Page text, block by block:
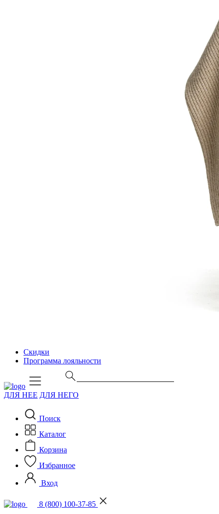
Скидки
Программа лояльности
ДЛЯ НЕЕ ДЛЯ НЕГО
Поиск
Каталог
Корзина
Избранное
Вход
8 (800) 100-37-85